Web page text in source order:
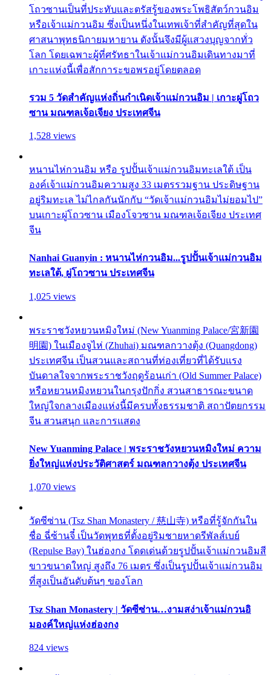
โถวซานเป็นที่ประทับและตรัสรู้ของพระโพธิสัตว์กวนอิม
หรือเจ้าแม่กวนอิม ซึ่งเป็นหนึ่งในเทพเจ้าที่สำคัญที่สุดใน
ศาสนาพุทธนิกายมหายาน ดังนั้นจึงมีผู้แสวงบุญจากทั่ว
โลก โดยเฉพาะผู้ที่ศรัทธาในเจ้าแม่กวนอิมเดินทางมาที่
เกาะแห่งนี้เพื่อสักการะขอพรอยู่โดยตลอด
รวม 5 วัดสำคัญแห่งถิ่นกำเนิดเจ้าแม่กวนอิม | เกาะผู่โถว
ซาน มณฑลเจ้อเจียง ประเทศจีน
1,528 views
หนานไห่กวนอิม หรือ รูปปั้นเจ้าแม่กวนอิมทะเลใต้ เป็น
องค์เจ้าแม่กวนอิมความสูง 33 เมตรรวมฐาน ประดิษฐาน
อยู่ริมทะเล ไม่ไกลกันนักกับ “วัดเจ้าแม่กวนอิมไม่ยอมไป”
บนเกาะผู่โถวซาน เมืองโจวซาน มณฑลเจ้อเจียง ประเทศ
จีน
Nanhai Guanyin : หนานไห่กวนอิม...รูปปั้นเจ้าแม่กวนอิม
ทะเลใต้, ผู่โถวซาน ประเทศจีน
1,025 views
พระราชวังหยวนหมิงใหม่ (New Yuanming Palace/宮新園
明園) ในเมืองจูไห่ (Zhuhai) มณฑลกวางตุ้ง (Quangdong)
ประเทศจีน เป็นสวนและสถานที่ท่องเที่ยวที่ได้รับแรง
บันดาลใจจากพระราชวังฤดูร้อนเก่า (Old Summer Palace)
หรือหยวนหมิงหยวนในกรุงปักกิ่ง สวนสาธารณะขนาด
ใหญ่ใจกลางเมืองแห่งนี้มีครบทั้งธรรมชาติ สถาปัตยกรรม
จีน สวนสนุก และการแสดง
New Yuanming Palace | พระราชวังหยวนหมิงใหม่ ความ
ยิ่งใหญ่แห่งประวัติศาสตร์ มณฑลกวางตุ้ง ประเทศจีน
1,070 views
วัดซีซ่าน (Tsz Shan Monastery / 慈山寺) หรือที่รู้จักกันใน
ชื่อ ฉี่ซ้านจี๋ เป็นวัดพุทธที่ตั้งอยู่ริมชายหาดรีพัลส์เบย์
(Repulse Bay) ในฮ่องกง โดดเด่นด้วยรูปปั้นเจ้าแม่กวนอิมสี
ขาวขนาดใหญ่ สูงถึง 76 เมตร ซึ่งเป็นรูปปั้นเจ้าแม่กวนอิม
ที่สูงเป็นอันดับต้นๆ ของโลก
Tsz Shan Monastery | วัดซีซ่าน…งามสง่าเจ้าแม่กวนอิ
มองค์ใหญ่แห่งฮ่องกง
824 views